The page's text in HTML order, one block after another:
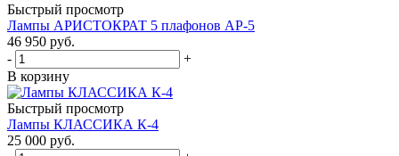
Быстрый просмотр
Лампы АРИСТОКРАТ 5 плафонов АР-5
46 950 руб.
-
+
В корзину
Быстрый просмотр
Лампы КЛАССИКА К-4
25 000 руб.